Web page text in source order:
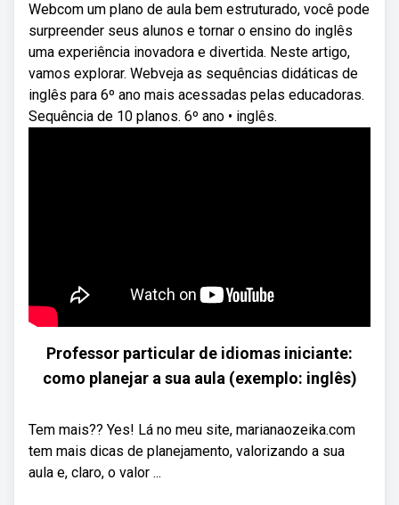
Webcom um plano de aula bem estruturado, você pode
surpreender seus alunos e tornar o ensino do inglês
uma experiência inovadora e divertida. Neste artigo,
vamos explorar. Webveja as sequências didáticas de
inglês para 6º ano mais acessadas pelas educadoras.
Sequência de 10 planos. 6º ano • inglês.
Professor particular de idiomas iniciante:
como planejar a sua aula (exemplo: inglês)
Tem mais?? Yes! Lá no meu site, marianaozeika.com
tem mais dicas de planejamento, valorizando a sua
aula e, claro, o valor ...